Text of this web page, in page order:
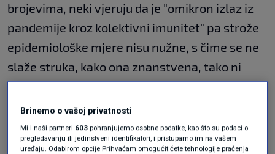
brojevima, neki vjeruju da je "omikron izlaz iz
pandemije kroz kolektivni imunitet" pa strože
epidemiološke mjere nisu nužne, s čime se ne
slaže struka, kako ona znanstvena, tako ni
epidemiološka!
Pritisak priobalnih županija da se uvedu nove
strože mjere ne bi li se barem smanjila brzina
Brinemo o vašoj privatnosti
Mi i naši partneri 603 pohranjujemo osobne podatke, kao što su podaci o
pregledavanju ili jedinstveni identifikatori, i pristupamo im na vašem
uređaju. Odabirom opcije Prihvaćam omogućit ćete tehnologije praćenja